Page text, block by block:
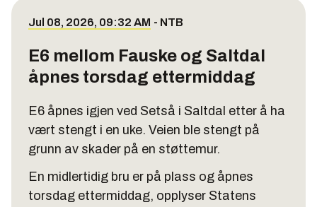
Jul 08, 2026, 09:32 AM - NTB
E6 mellom Fauske og Saltdal
åpnes torsdag ettermiddag
E6 åpnes igjen ved Setså i Saltdal etter å ha
vært stengt i en uke. Veien ble stengt på
grunn av skader på en støttemur.
En midlertidig bru er på plass og åpnes
torsdag ettermiddag, opplyser Statens